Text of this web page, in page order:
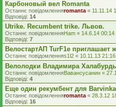
Карбоновый вел Romanta
Останнє повідомленняromanta « 11.11.14
Відповіді: 14
Utrike. Recumbent trike. Львов.
Останнє повідомленняHam « 14.6.14 00:14
Відповіді: 7
ВелостартАП TurF1e приглашает
Останнє повідомленняs1l2 « 10.11.13 21:16
Велолодки Владимира
Останнє повідомленняВавансусанин «
Відповіді: 4
Еще один рекумбент для Barvinka
Останнє повідомленняromanta « 28.3.12
Відповіді: 16